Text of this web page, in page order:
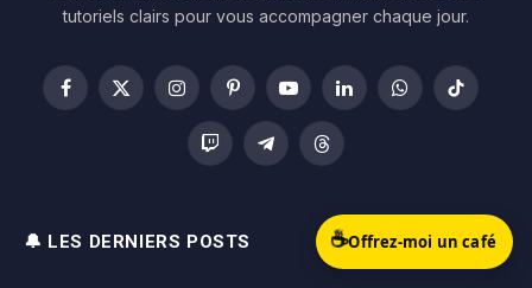
tutoriels clairs pour vous accompagner chaque jour.
Facebook
X
InstagramPinterestYouTubeLinkedInWhatsAppTikTok
Twitch TelegramThreads
🔔 LES DERNIERS POSTS ☕Offrez-moi un café